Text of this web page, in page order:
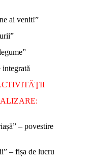
ai venit!”
– povestire
– fișa de lucru